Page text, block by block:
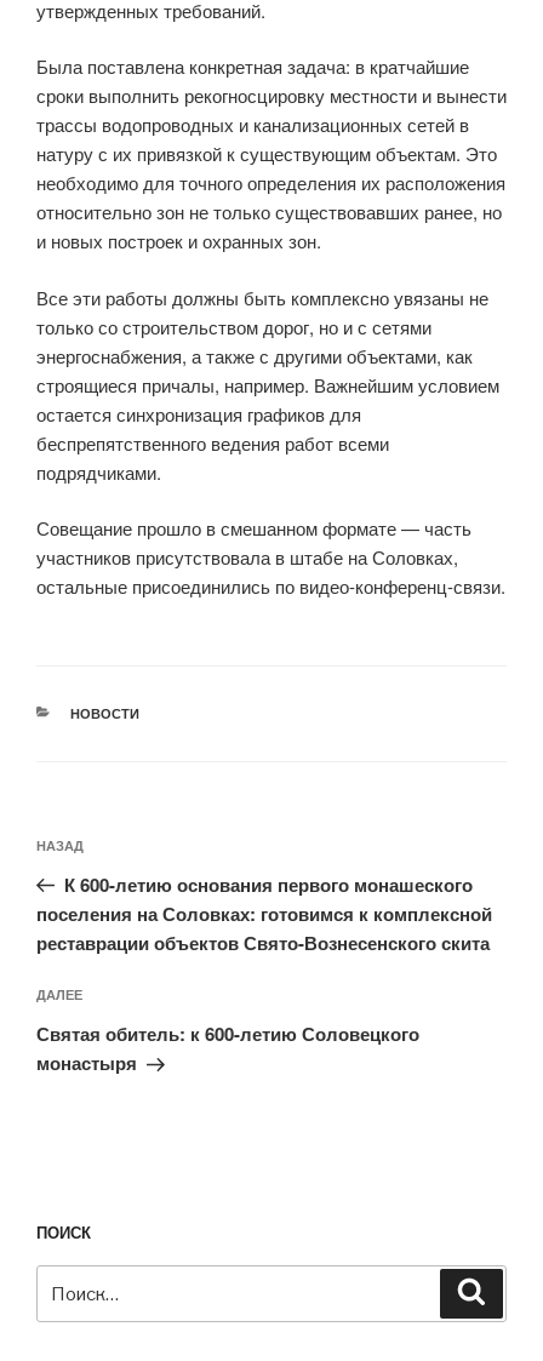
утвержденных требований.
Была поставлена конкретная задача: в кратчайшие
сроки выполнить рекогносцировку местности и вынести
трассы водопроводных и канализационных сетей в
натуру с их привязкой к существующим объектам. Это
необходимо для точного определения их расположения
относительно зон не только существовавших ранее, но
и новых построек и охранных зон.
Все эти работы должны быть комплексно увязаны не
только со строительством дорог, но и с сетями
энергоснабжения, а также с другими объектами, как
строящиеся причалы, например. Важнейшим условием
остается синхронизация графиков для
беспрепятственного ведения работ всеми
подрядчиками.
Совещание прошло в смешанном формате — часть
участников присутствовала в штабе на Соловках,
остальные присоединились по видео-конференц-связи.
РУБРИКИ
НОВОСТИ
по
записям
Предыдущая
запись:
НАЗАД
К 600-летию основания первого монашеского
поселения на Соловках: готовимся к комплексной
реставрации объектов Свято-Вознесенского скита
Следующая
запись
ДАЛЕЕ
Святая обитель: к 600-летию Соловецкого
монастыря
ПОИСК